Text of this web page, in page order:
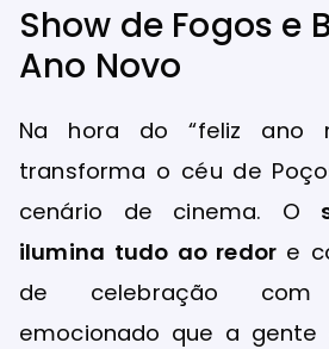
Show de Fogos e
Ano Novo
Na hora do “feliz ano
transforma o céu de
cenário de cinema. O
ilumina tudo ao redor e
de celebração
emocionado que a gente